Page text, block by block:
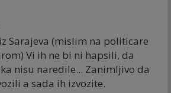
Sarajeva (mislim na politicare
Vi ih ne bi ni hapsili, da
nisu naredile... Zanimljivo da
a sada ih izvozite.